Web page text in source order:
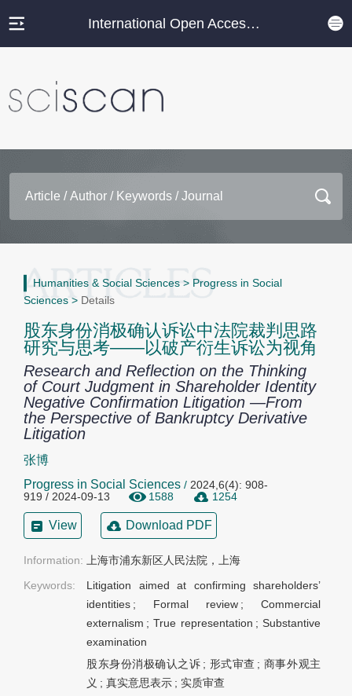
International Open Access Journal Platform
Humanities & Social Sciences > Progress in Social
Sciences > Details
股东身份消极确认诉讼中法院裁判思路
研究与思考——以破产衍生诉讼为视角
Research and Reflection on the Thinking
of Court Judgment in Shareholder Identity
Negative Confirmation Litigation —From
the Perspective of Bankruptcy Derivative
Litigation
张博
Progress in Social Sciences / 2024,6(4): 908-
919 / 2024-09-13
1588 1254
View Download PDF
Information: 上海市浦东新区人民法院，上海
Keywords:
Litigation aimed at confirming shareholders’
identities ; Formal review ;Commercial
externalism ;True representation ; Substantive
examination
股东身份消极确认之诉 ; 形式审查 ; 商事外观主
义 ; 真实意思表示 ; 实质审查